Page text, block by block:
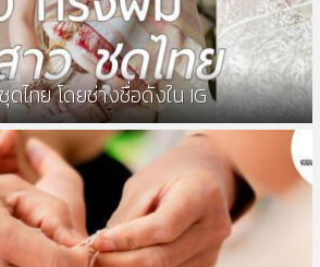
ไทย โดยช่างชื่อดังใน IG